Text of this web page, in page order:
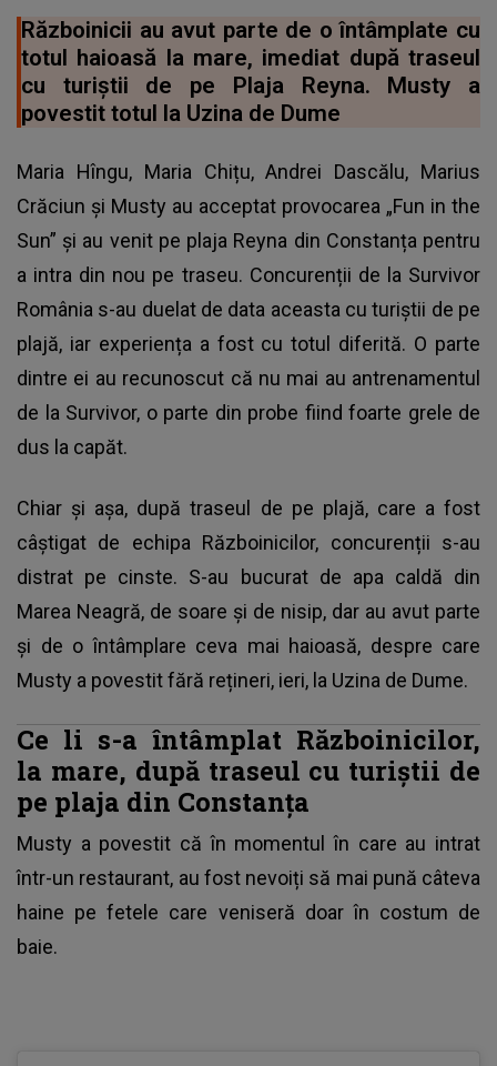
Războinicii au avut parte de o întâmplate cu
totul haioasă la mare, imediat după traseul
cu turiștii de pe Plaja Reyna. Musty a
povestit totul la Uzina de Dume
Maria Hîngu, Maria Chițu, Andrei Dascălu, Marius
Crăciun și Musty au acceptat provocarea „Fun in the
Sun” și au venit pe plaja Reyna din Constanța pentru
a intra din nou pe traseu. Concurenții de la Survivor
România s-au duelat de data aceasta cu turiștii de pe
plajă, iar experiența a fost cu totul diferită. O parte
dintre ei au recunoscut că nu mai au antrenamentul
de la Survivor, o parte din probe fiind foarte grele de
dus la capăt.
Chiar și așa, după traseul de pe plajă, care a fost
câștigat de echipa Războinicilor, concurenții s-au
distrat pe cinste. S-au bucurat de apa caldă din
Marea Neagră, de soare și de nisip, dar au avut parte
și de o întâmplare ceva mai haioasă, despre care
Musty a povestit fără rețineri, ieri, la Uzina de Dume.
Ce li s-a întâmplat Războinicilor,
la mare, după traseul cu turiștii de
pe plaja din Constanța
Musty a povestit că în momentul în care au intrat
într-un restaurant, au fost nevoiți să mai pună câteva
haine pe fetele care veniseră doar în costum de
baie.